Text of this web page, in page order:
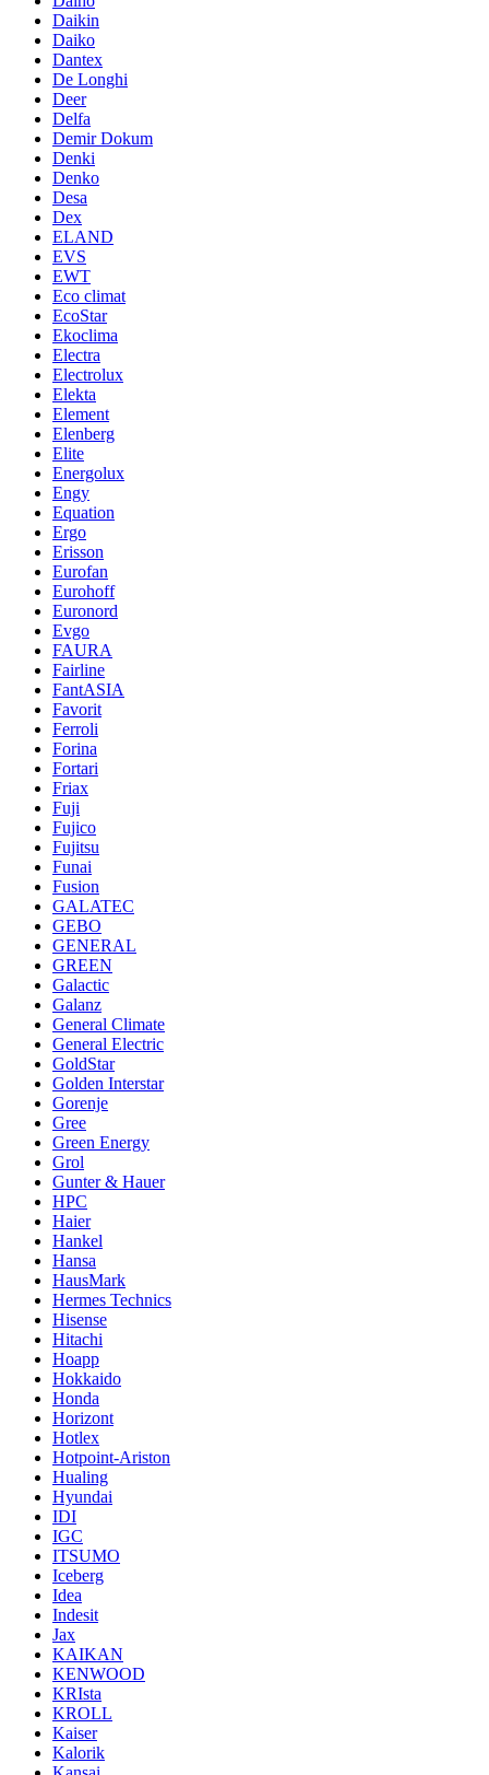
Daikin
Daiko
Dantex
De Longhi
Deer
Delfa
Demir Dokum
Denki
Denko
Desa
Dex
ELAND
EVS
EWT
Eco climat
EcoStar
Ekoclima
Electra
Electrolux
Elekta
Element
Elenberg
Elite
Energolux
Engy
Equation
Ergo
Erisson
Eurofan
Eurohoff
Euronord
Evgo
FAURA
Fairline
FantASIA
Favorit
Ferroli
Forina
Fortari
Friax
Fuji
Fujico
Fujitsu
Funai
Fusion
GALATEC
GEBO
GENERAL
GREEN
Galactic
Galanz
General Climate
General Electric
GoldStar
Golden Interstar
Gorenje
Gree
Green Energy
Grol
Gunter & Hauer
HPC
Haier
Hankel
Hansa
HausMark
Hermes Technics
Hisense
Hitachi
Hoapp
Hokkaido
Honda
Horizont
Hotlex
Hotpoint-Ariston
Hualing
Hyundai
IDI
IGC
ITSUMO
Iceberg
Idea
Indesit
Jax
KAIKAN
KENWOOD
KRIsta
KROLL
Kaiser
Kalorik